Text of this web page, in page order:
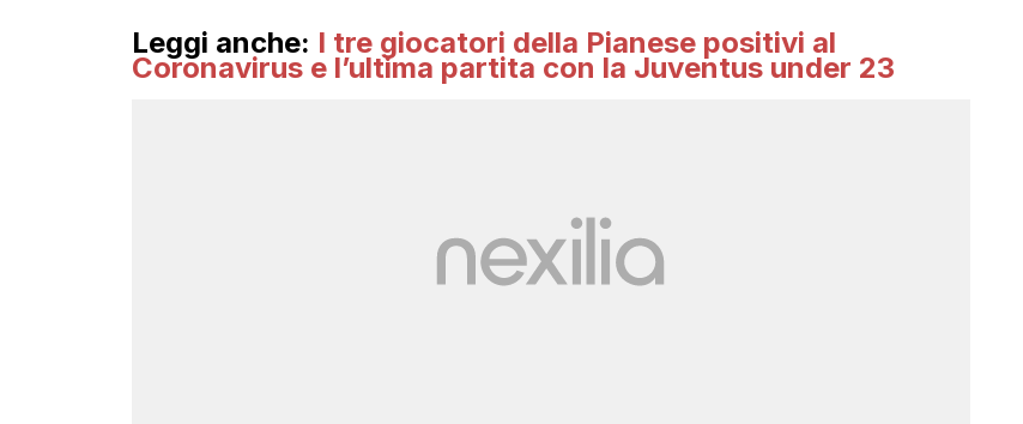
Leggi anche: I tre giocatori della Pianese positivi al
Coronavirus e l’ultima partita con la Juventus under 23